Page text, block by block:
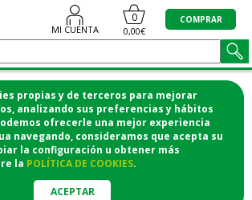
propias y de terceros para mejorar
analizando sus preferencias y hábitos
ofrecerle una mejor experiencia
navegando, consideramos que acepta su
la configuración u obtener más
la POLÍTICA DE COOKIES.
ACEPTAR
MI CUENTA
0
0,00€
COMPRAR
CÓMODAMENTE
Y RECOGE EN LA
o si lo prefieres te lo mandamos
a casa